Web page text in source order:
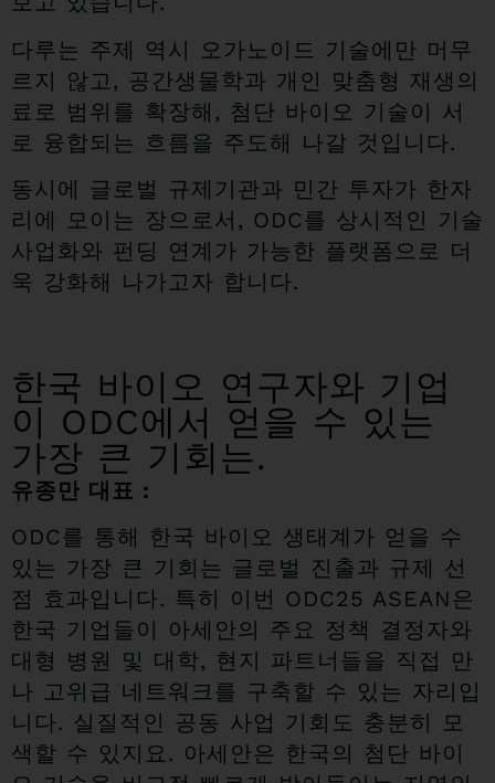
다루는 주제 역시 오가노이드 기술에만 머무
르지 않고, 공간생물학과 개인 맞춤형 재생의
료로 범위를 확장해, 첨단 바이오 기술이 서
로 융합되는 흐름을 주도해 나갈 것입니다.
동시에 글로벌 규제기관과 민간 투자가 한자
리에 모이는 장으로서, ODC를 상시적인 기술
사업화와 펀딩 연계가 가능한 플랫폼으로 더
욱 강화해 나가고자 합니다.
한국 바이오 연구자와 기업
이 ODC에서 얻을 수 있는
가장 큰 기회는.
유종만 대표 :
ODC를 통해 한국 바이오 생태계가 얻을 수
있는 가장 큰 기회는 글로벌 진출과 규제 선
점 효과입니다. 특히 이번 ODC25 ASEAN은
한국 기업들이 아세안의 주요 정책 결정자와
대형 병원 및 대학, 현지 파트너들을 직접 만
나 고위급 네트워크를 구축할 수 있는 자리입
니다. 실질적인 공동 사업 기회도 충분히 모
색할 수 있지요. 아세안은 한국의 첨단 바이